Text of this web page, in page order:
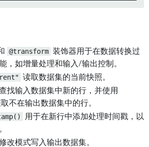
@transform 装饰器用于在数据转换过
，如增量处理和输入/输出控制。
读取数据集的当前快照。
找输入数据集中新的行，并使用
不在输出数据集中的行。
用于在新行中添加处理时间戳，以
改模式写入输出数据集。